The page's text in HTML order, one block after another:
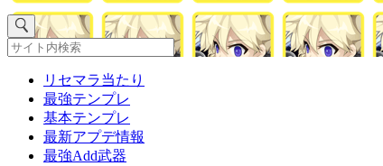
リセマラ当たり
最強テンプレ
基本テンプレ
最新アプデ情報
最強Add武器